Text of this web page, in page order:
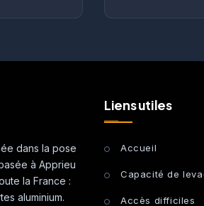
dans la pose
à Apprieu
la France :
aluminium.
Liens utiles
Accueil
Capacité de
Accès difficiles